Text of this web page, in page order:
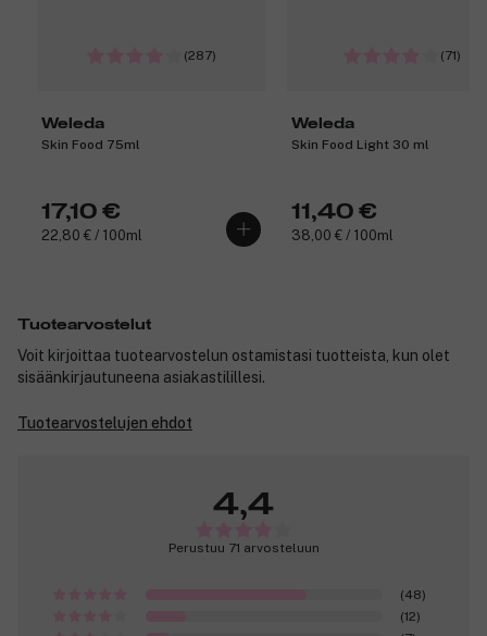
(287)
Weleda
Skin Food 75ml
17,10 €
22,80 € / 100ml
(71)
Weleda
Skin Food Light 30 ml
11,40 €
38,00 € / 100ml
Tuotearvostelut
Voit kirjoittaa tuotearvostelun ostamistasi tuotteista, kun olet
sisäänkirjautuneena asiakastilillesi.
Tuotearvostelujen ehdot
4,4
Perustuu 71 arvosteluun
(48)
(12)